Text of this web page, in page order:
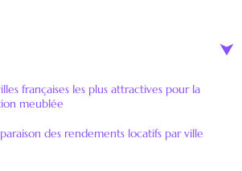
françaises les plus attractives pour la
meublée
des rendements locatifs par ville